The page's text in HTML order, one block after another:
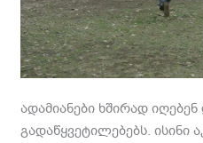
ადამიანები ხშირად
გადაწყვეტილებებს. ისინი